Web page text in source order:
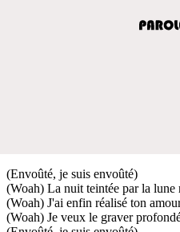
(Envoûté, je suis envoûté)
(Woah) La nuit teintée par la lune
(Woah) J'ai enfin réalisé ton
(Woah) Je veux le graver